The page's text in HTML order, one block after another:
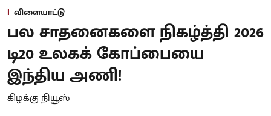
விளையாட்டு
பல சாதனைகளை நிகழ்த்தி 2026
டி20 உலகக் கோப்பையை
இந்திய அணி!
கிழக்கு நியூஸ்